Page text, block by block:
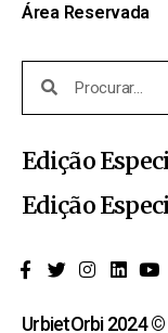
Área Reservada
Edição
Edição
UrbietOrbi 2024